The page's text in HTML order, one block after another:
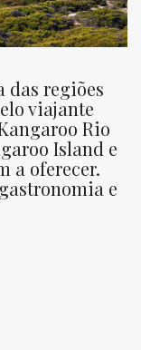
das regiões
viajante
Rio
Island e
a oferecer.
e